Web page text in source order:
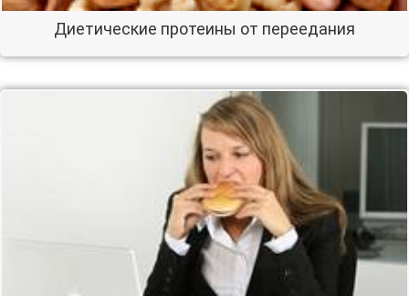
Диетические протеины от переедания